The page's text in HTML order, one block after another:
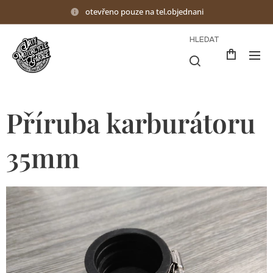
otevřeno pouze na tel.objednani
HLEDAT
Příruba karburátoru
35mm